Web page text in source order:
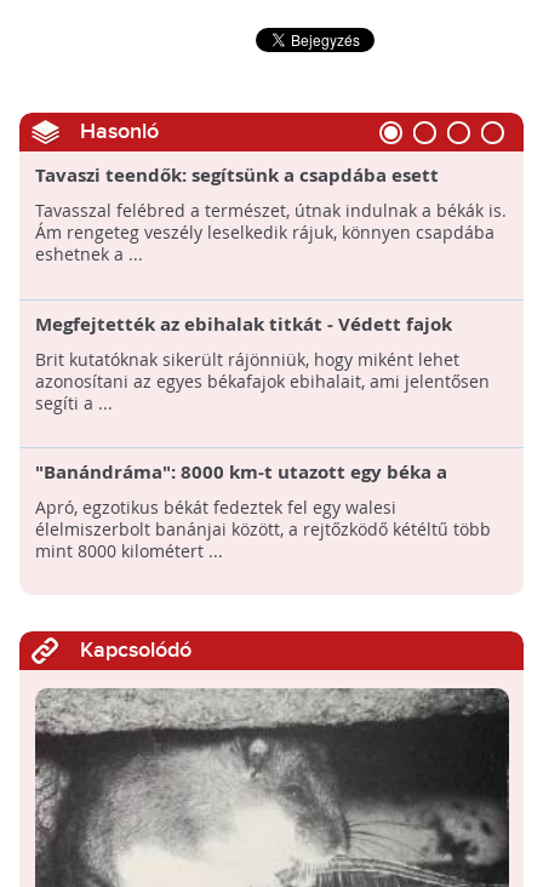
Hasonló
Tavaszi teendők: segítsünk a csapdába esett
békáknak!
Tavasszal felébred a természet, útnak indulnak a békák is.
Ám rengeteg veszély leselkedik rájuk, könnyen csapdába
eshetnek a ...
Megfejtették az ebihalak titkát - Védett fajok
megmentését segítheti a felfedezés
Brit kutatóknak sikerült rájönniük, hogy miként lehet
azonosítani az egyes békafajok ebihalait, ami jelentősen
segíti a ...
"Banándráma": 8000 km-t utazott egy béka a
gyümölcsök között
Apró, egzotikus békát fedeztek fel egy walesi
élelmiszerbolt banánjai között, a rejtőzködő kétéltű több
mint 8000 kilométert ...
Kapcsolódó